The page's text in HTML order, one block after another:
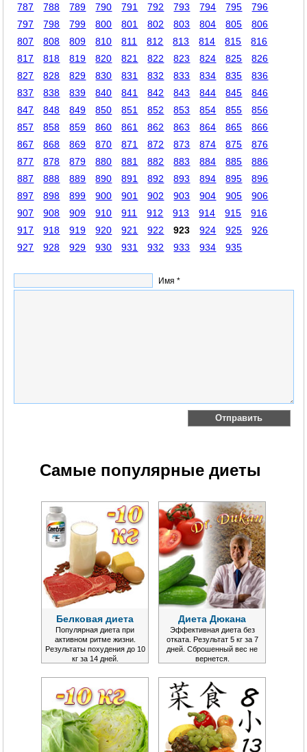
787
788 789 790 791 792 793 794 795
796
797
798 799 800 801 802 803 804 805
806
807
808 809 810 811 812 813 814 815
816
817
818 819 820 821 822 823 824 825
826
827
828 829 830 831 832 833 834 835
836
837
838 839 840 841 842 843 844 845
846
847
848 849 850 851 852 853 854 855
856
857
858 859 860 861 862 863 864 865
866
867
868 869 870 871 872 873 874 875
876
877
878 879 880 881 882 883 884 885
886
887
888 889 890 891 892 893 894 895
896
897
898 899 900 901 902 903 904 905
906
907
908 909 910 911 912 913 914 915
916
917
918 919 920 921 922 923 924 925
926
927
928 929 930 931 932 933 934 935
Имя *
Самые популярные диеты
Белковая диета
Популярная диета при
активном ритме жизни.
Результаты похудения до 10
кг за 14 дней.
Диета Дюкана
Эффективная диета без
отката. Результат 5 кг за 7
дней. Сброшенный вес не
вернется.